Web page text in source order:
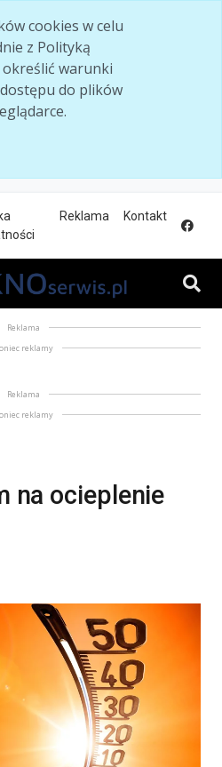
cookies w celu
z Polityką
warunki
do plików
Reklama Kontakt
Reklama
reklamy
Reklama
reklamy
na ocieplenie